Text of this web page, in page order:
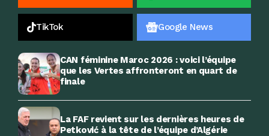
TikTok Google News
CAN féminine Maroc 2026 : voici l’équipe
que les Vertes affronteront en quart de
finale
La FAF revient sur les dernières heures de
Petković à la tête de l’équipe d’Algérie